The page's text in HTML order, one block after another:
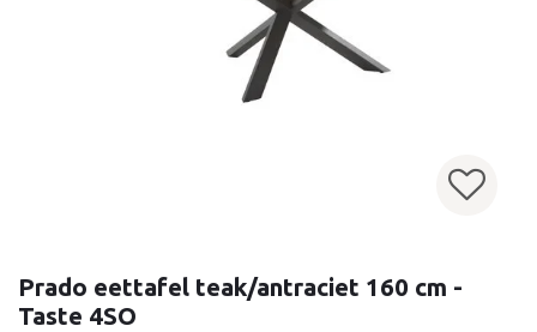
Prado eettafel teak/antraciet 160 cm -
Taste 4SO